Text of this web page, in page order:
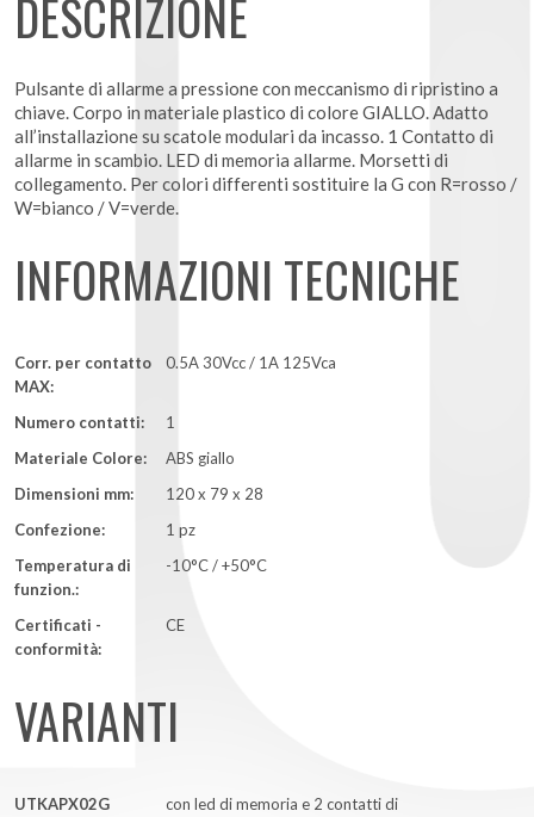
DESCRIZIONE
Pulsante di allarme a pressione con meccanismo di ripristino a
chiave. Corpo in materiale plastico di colore GIALLO. Adatto
all’installazione su scatole modulari da incasso. 1 Contatto di
allarme in scambio. LED di memoria allarme. Morsetti di
collegamento. Per colori differenti sostituire la G con R=rosso /
W=bianco / V=verde.
INFORMAZIONI TECNICHE
Corr. per contatto
MAX:
0.5A 30Vcc / 1A 125Vca
Numero contatti:
1
Materiale Colore:
ABS giallo
Dimensioni mm:
120 x 79 x 28
Confezione:
1 pz
Temperatura di
funzion.:
-10°C / +50°C
Certificati -
conformità:
CE
VARIANTI
UTKAPX02G
con led di memoria e 2 contatti di